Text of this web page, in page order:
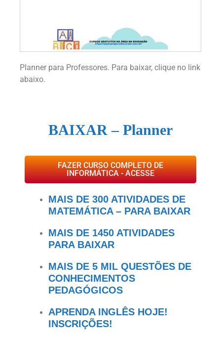
Planner para Professores. Para baixar, clique no link
abaixo.
BAIXAR– Planner
FAZER CURSO COMPLETO DE
INFORMÁTICA - ACESSE
MAIS DE 300 ATIVIDADES DE
MATEMÁTICA – PARA BAIXAR
MAIS DE 1450 ATIVIDADES
PARA BAIXAR
MAIS DE 5 MIL QUESTÕES DE
CONHECIMENTOS
PEDAGÓGICOS
APRENDA INGLÊS HOJE!
INSCRIÇÕES!